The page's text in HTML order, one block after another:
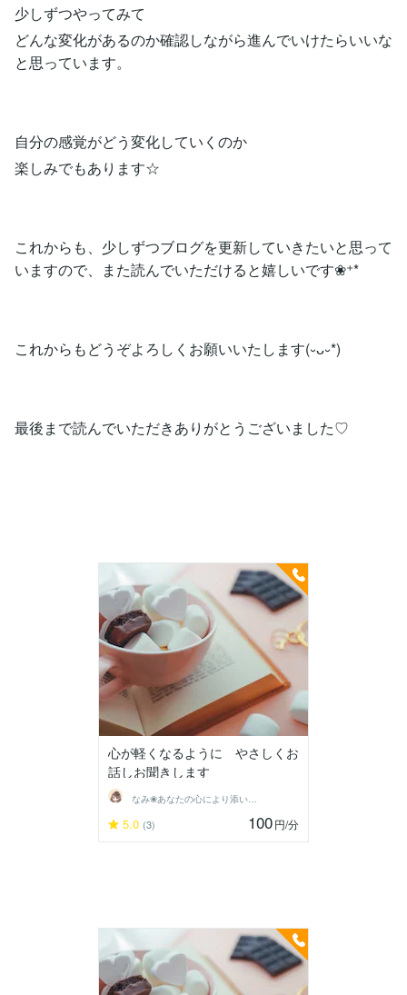
少しずつやってみて
どんな変化があるのか確認しながら進んでいけたらいいな
と思っています。
自分の感覚がどう変化していくのか
楽しみでもあります☆
これからも、少しずつブログを更新していきたいと思って
いますので、また読んでいただけると嬉しいです❀⁺*
これからもどうぞよろしくお願いいたします(⏑ᴗ⏑*)
最後まで読んでいただきありがとうございました♡
心が軽くなるように やさしくお
話しお聞きします
なみ❀あなたの心により添います
5.0 (3) 100円/分